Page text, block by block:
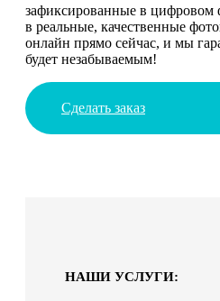
зафиксированные в цифровом
в реальные, качественные
онлайн прямо сейчас, и мы
будет незабываемым!
Сделать заказ
НАШИ УСЛУГИ: